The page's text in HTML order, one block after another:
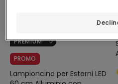
PREMIUM
PROMO
Lampioncino per Esterni LED